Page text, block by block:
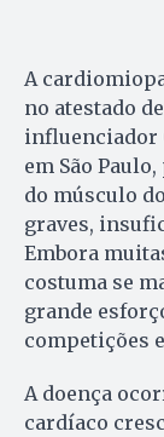
A
no atestado
influenciador
em São
do músculo
graves,
Embora
costuma se
grande
competições
A doença
cardíaco